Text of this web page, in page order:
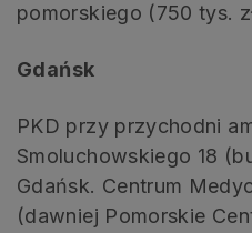
pomorskiego (750 tys.
Gdańsk
PKD przy przychodni
Smoluchowskiego 18
Gdańsk. Centrum
(dawniej Pomorskie